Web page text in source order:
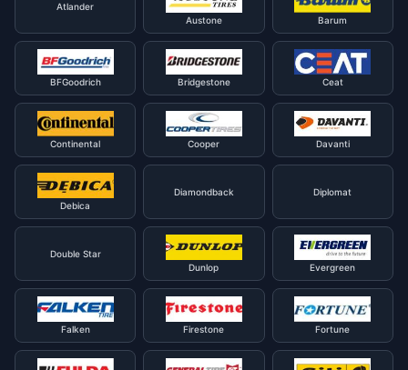
Atlander
Austone
Barum
BFGoodrich Bridgestone Ceat
Continental Cooper Davanti
Debica
Diamondback Diplomat
Double Star
Dunlop
Evergreen
Falken Firestone Fortune